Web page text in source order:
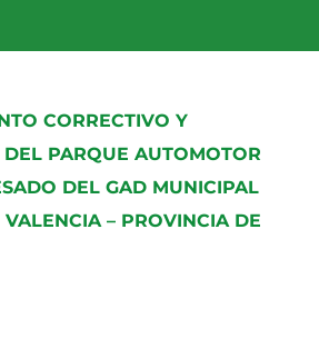
CORRECTIVO Y
PARQUE AUTOMOTOR
DEL GAD MUNICIPAL
– PROVINCIA DE